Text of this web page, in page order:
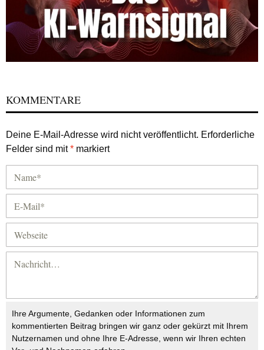
KOMMENTARE
Deine E-Mail-Adresse wird nicht veröffentlicht. Erforderliche
Felder sind mit* markiert
Ihre Argumente, Gedanken oder Informationen zum
kommentierten Beitrag bringen wir ganz oder gekürzt mit Ihrem
Nutzernamen und ohne Ihre E-Adresse, wenn wir Ihren echten